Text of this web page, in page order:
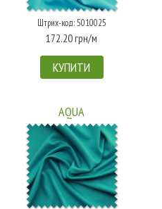
Штрих-код: 5010025
172.20 грн/м
КУПИТИ
AQUA